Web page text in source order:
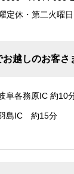
定休・第二火曜日
お越しのお客さ
阜各務原IC 約10
島IC 約15分